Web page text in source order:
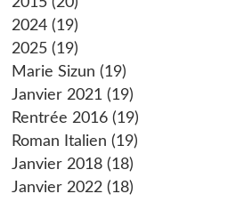
2024 (19)
2025 (19)
Marie Sizun (19)
Janvier 2021 (19)
Rentrée 2016 (19)
Roman Italien (19)
Janvier 2018 (18)
Janvier 2022 (18)